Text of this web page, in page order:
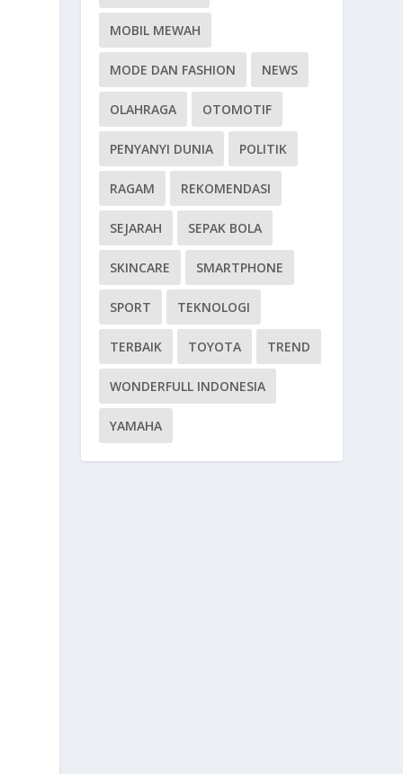
MOBIL MEWAH
MODE DAN FASHION NEWS
OLAHRAGA OTOMOTIF
PENYANYI DUNIA POLITIK
RAGAM REKOMENDASI
SEJARAH SEPAK BOLA
SKINCARE SMARTPHONE
SPORT TEKNOLOGI
TERBAIK TOYOTA TREND
WONDERFULL INDONESIA
YAMAHA